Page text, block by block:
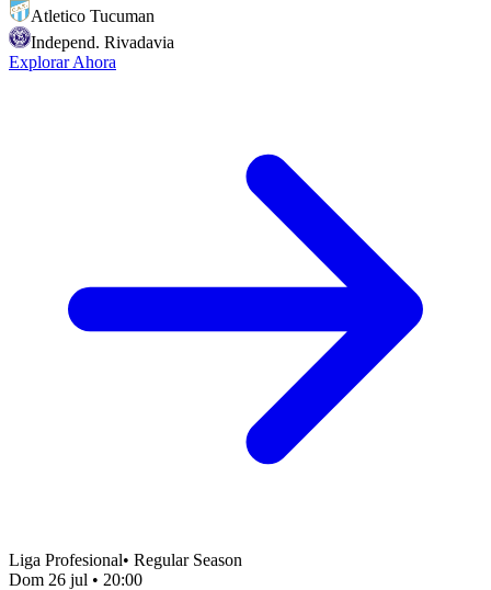
Atletico Tucuman
Independ. Rivadavia
Explorar Ahora
Liga Profesional• Regular Season
Dom 26 jul • 20:00